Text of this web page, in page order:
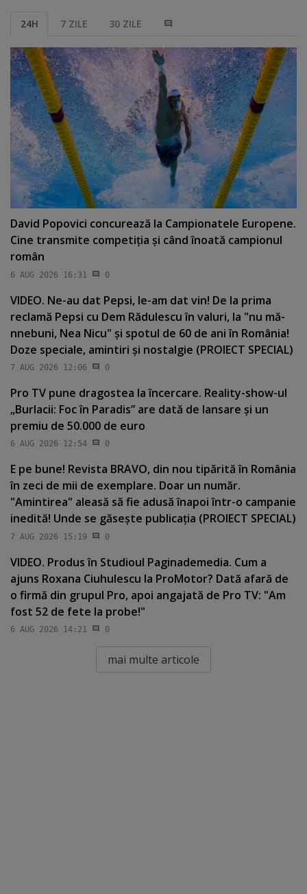
24H 7 ZILE 30 ZILE
David Popovici concurează la Campionatele Europene.
Cine transmite competiţia şi când înoată campionul
român
6 AUG 2026 16:31 0
VIDEO. Ne-au dat Pepsi, le-am dat vin! De la prima
reclamă Pepsi cu Dem Rădulescu în valuri, la "nu mă-
nnebuni, Nea Nicu" şi spotul de 60 de ani în România!
Doze speciale, amintiri şi nostalgie (PROIECT SPECIAL)
7 AUG 2026 12:06 0
Pro TV pune dragostea la încercare. Reality-show-ul
„Burlacii: Foc în Paradis” are dată de lansare şi un
premiu de 50.000 de euro
6 AUG 2026 12:54 0
E pe bune! Revista BRAVO, din nou tipărită în România
în zeci de mii de exemplare. Doar un număr.
"Amintirea" aleasă să fie adusă înapoi într-o campanie
inedită! Unde se găseşte publicaţia (PROIECT SPECIAL)
7 AUG 2026 15:19 0
VIDEO. Produs în Studioul Paginademedia. Cum a
ajuns Roxana Ciuhulescu la ProMotor? Dată afară de
o firmă din grupul Pro, apoi angajată de Pro TV: "Am
fost 52 de fete la probe!"
6 AUG 2026 14:21 0
mai multe articole